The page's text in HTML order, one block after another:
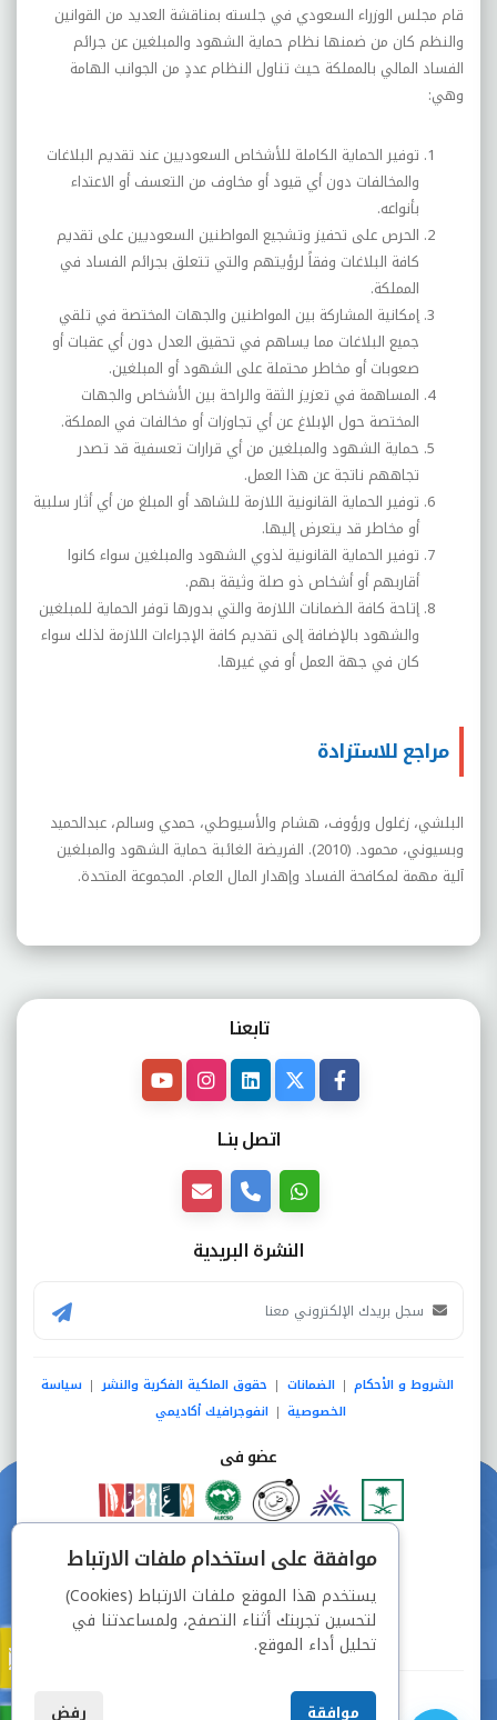
قام مجلس الوزراء السعودي في جلسته بمناقشة العديد من القوانين
والنظم كان من ضمنها نظام حماية الشهود والمبلغين عن جرائم
الفساد المالي بالمملكة حيث تناول النظام عددٍ من الجوانب الهامة
وهي:
توفير الحماية الكاملة للأشخاص السعوديين عند تقديم البلاغات
والمخالفات دون أي قيود أو مخاوف من التعسف أو الاعتداء
بأنواعه.
الحرص على تحفيز وتشجيع المواطنين السعوديين على تقديم
كافة البلاغات وفقاً لرؤيتهم والتي تتعلق بجرائم الفساد في
المملكة.
إمكانية المشاركة بين المواطنين والجهات المختصة في تلقي
جميع البلاغات مما يساهم في تحقيق العدل دون أي عقبات أو
صعوبات أو مخاطر محتملة على الشهود أو المبلغين.
المساهمة في تعزيز الثقة والراحة بين الأشخاص والجهات
المختصة حول الإبلاغ عن أي تجاوزات أو مخالفات في المملكة.
حماية الشهود والمبلغين من أي قرارات تعسفية قد تصدر
تجاههم ناتجة عن هذا العمل.
توفير الحماية القانونية اللازمة للشاهد أو المبلغ من أي أثار سلبية
أو مخاطر قد يتعرض إليها.
توفير الحماية القانونية لذوي الشهود والمبلغين سواء كانوا
أقاربهم أو أشخاص ذو صلة وثيقة بهم.
إتاحة كافة الضمانات اللازمة والتي بدورها توفر الحماية للمبلغين
والشهود بالإضافة إلى تقديم كافة الإجراءات اللازمة لذلك سواء
كان في جهة العمل أو في غيرها.
مراجع للاستزادة
البلشي، زغلول ورؤوف، هشام والأسيوطي، حمدي وسالم، عبدالحميد
وبسيوني، محمود. (2010). الفريضة الغائبة حماية الشهود والمبلغين
آلية مهمة لمكافحة الفساد وإهدار المال العام. المجموعة المتحدة.
تابعنـا
اتصل بنــا
النشرة البريدية
الشروط و الأحكام | الضمانات | حقوق الملكية الفكرية والنشر | سياسة
الخصوصية | انفوجرافيك أكاديمي
عضو فى
دفع آمن من خلال
جميع الحقوق محفوظة © شركة دراسة
موافقة على استخدام ملفات الارتباط
يستخدم هذا الموقع ملفات الارتباط (Cookies)
لتحسين تجربتك أثناء التصفح، ولمساعدتنا في
تحليل أداء الموقع.
موافقة رفض